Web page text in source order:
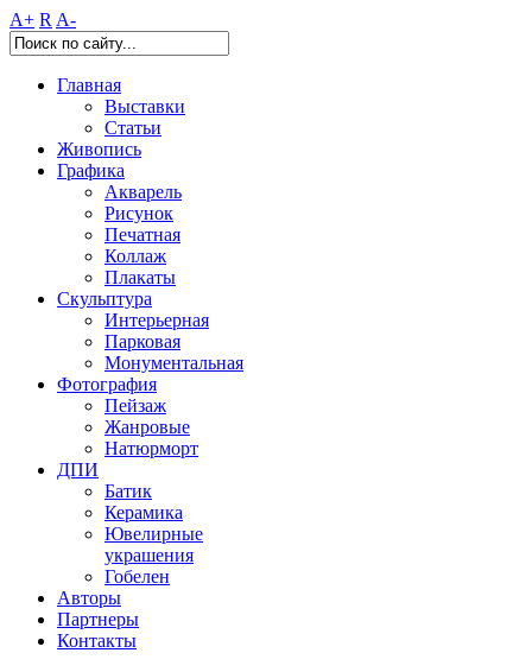
A+ R A-
Главная
Выставки
Статьи
Живопись
Графика
Акварель
Рисунок
Печатная
Коллаж
Плакаты
Скульптура
Интерьерная
Парковая
Монументальная
Фотография
Пейзаж
Жанровые
Натюрморт
ДПИ
Батик
Керамика
Ювелирные
украшения
Гобелен
Авторы
Партнеры
Контакты